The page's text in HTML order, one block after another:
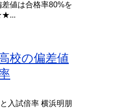
値は合格率80%を
校の偏差値
入試倍率 横浜明朋